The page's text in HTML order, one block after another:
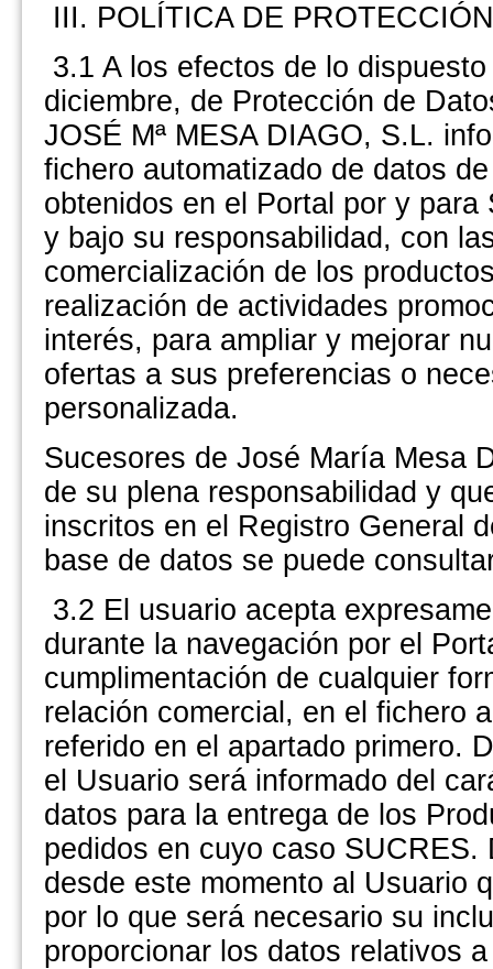
III. POLÍTICA DE
3.1 A los efectos de lo
diciembre, de Protección de
JOSÉ Mª MESA DIAGO, S.L.
fichero automatizado de datos
obtenidos en el Portal por y
y bajo su responsabilidad, con
comercialización de los
realización de actividades
interés, para ampliar y mejorar
ofertas a sus preferencias o
personalizada.
Sucesores de José María Mesa
de su plena responsabilidad y
inscritos en el Registro General
base de datos se puede
3.2 El usuario acepta
durante la navegación por el
cumplimentación de cualquier
relación comercial, en el fichero
referido en el apartado primero.
el Usuario será informado del
datos para la entrega de los
pedidos en cuyo caso SUCRES.
desde este momento al Usuario
por lo que será necesario su
proporcionar los datos relativos